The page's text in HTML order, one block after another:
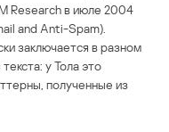
Research в июле 2004
and Anti-Spam).
заключается в разном
у Тола это
полученные из